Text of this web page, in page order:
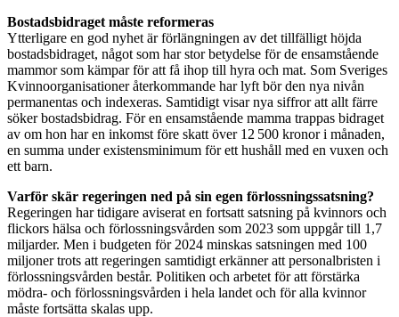
Bostadsbidraget måste reformeras
Ytterligare en god nyhet är förlängningen av det tillfälligt höjda
bostadsbidraget, något som har stor betydelse för de ensamstående
mammor som kämpar för att få ihop till hyra och mat. Som Sveriges
Kvinnoorganisationer återkommande har lyft bör den nya nivån
permanentas och indexeras. Samtidigt visar nya siffror att allt färre
söker bostadsbidrag. För en ensamstående mamma trappas bidraget
av om hon har en inkomst före skatt över 12 500 kronor i månaden,
en summa under existensminimum för ett hushåll med en vuxen och
ett barn.
Varför skär regeringen ned på sin egen förlossningssatsning?
Regeringen har tidigare aviserat en fortsatt satsning på kvinnors och
flickors hälsa och förlossningsvården som 2023 som uppgår till 1,7
miljarder. Men i budgeten för 2024 minskas satsningen med 100
miljoner trots att regeringen samtidigt erkänner att personalbristen i
förlossningsvården består. Politiken och arbetet för att förstärka
mödra- och förlossningsvården i hela landet och för alla kvinnor
måste fortsätta skalas upp.